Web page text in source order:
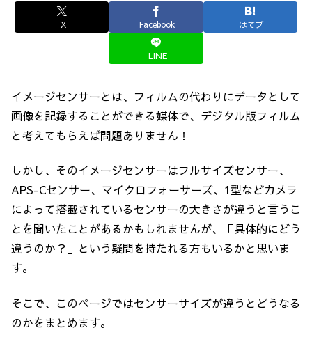
X Facebook はてブ
LINE
イメージセンサーとは、フィルムの代わりにデータとして
画像を記録することができる媒体で、デジタル版フィルム
と考えてもらえば問題ありません！
しかし、そのイメージセンサーはフルサイズセンサー、
APS-Cセンサー、マイクロフォーサーズ、1型などカメラ
によって搭載されているセンサーの大きさが違うと言うこ
とを聞いたことがあるかもしれませんが、「具体的にどう
違うのか？」という疑問を持たれる方もいるかと思いま
す。
そこで、このページではセンサーサイズが違うとどうなる
のかをまとめます。